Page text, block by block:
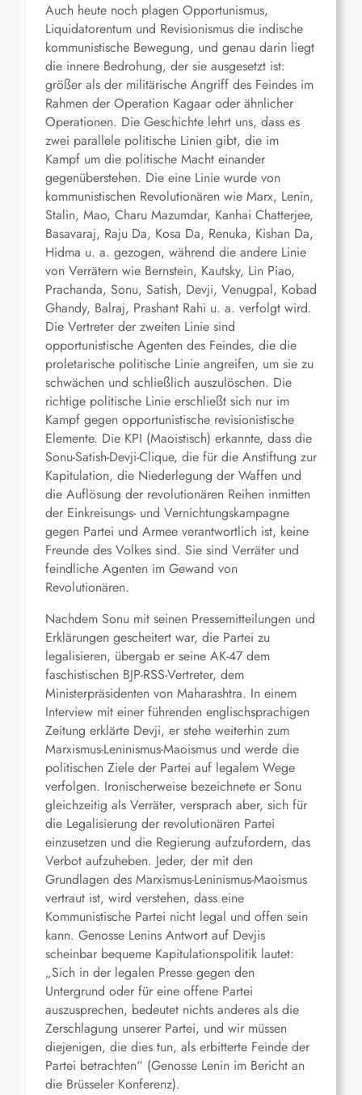
Auch heute noch plagen Opportunismus,
Liquidatorentum und Revisionismus die indische
kommunistische Bewegung, und genau darin liegt
die innere Bedrohung, der sie ausgesetzt ist:
größer als der militärische Angriff des Feindes im
Rahmen der Operation Kagaar oder ähnlicher
Operationen. Die Geschichte lehrt uns, dass es
zwei parallele politische Linien gibt, die im
Kampf um die politische Macht einander
gegenüberstehen. Die eine Linie wurde von
kommunistischen Revolutionären wie Marx, Lenin,
Stalin, Mao, Charu Mazumdar, Kanhai Chatterjee,
Basavaraj, Raju Da, Kosa Da, Renuka, Kishan Da,
Hidma u. a. gezogen, während die andere Linie
von Verrätern wie Bernstein, Kautsky, Lin Piao,
Prachanda, Sonu, Satish, Devji, Venugpal, Kobad
Ghandy, Balraj, Prashant Rahi u. a. verfolgt wird.
Die Vertreter der zweiten Linie sind
opportunistische Agenten des Feindes, die die
proletarische politische Linie angreifen, um sie zu
schwächen und schließlich auszulöschen. Die
richtige politische Linie erschließt sich nur im
Kampf gegen opportunistische revisionistische
Elemente. Die KPI (Maoistisch) erkannte, dass die
Sonu-Satish-Devji-Clique, die für die Anstiftung zur
Kapitulation, die Niederlegung der Waffen und
die Auflösung der revolutionären Reihen inmitten
der Einkreisungs- und Vernichtungskampagne
gegen Partei und Armee verantwortlich ist, keine
Freunde des Volkes sind. Sie sind Verräter und
feindliche Agenten im Gewand von
Revolutionären.
Nachdem Sonu mit seinen Pressemitteilungen und
Erklärungen gescheitert war, die Partei zu
legalisieren, übergab er seine AK-47 dem
faschistischen BJP-RSS-Vertreter, dem
Ministerpräsidenten von Maharashtra. In einem
Interview mit einer führenden englischsprachigen
Zeitung erklärte Devji, er stehe weiterhin zum
Marxismus-Leninismus-Maoismus und werde die
politischen Ziele der Partei auf legalem Wege
verfolgen. Ironischerweise bezeichnete er Sonu
gleichzeitig als Verräter, versprach aber, sich für
die Legalisierung der revolutionären Partei
einzusetzen und die Regierung aufzufordern, das
Verbot aufzuheben. Jeder, der mit den
Grundlagen des Marxismus-Leninismus-Maoismus
vertraut ist, wird verstehen, dass eine
Kommunistische Partei nicht legal und offen sein
kann. Genosse Lenins Antwort auf Devjis
scheinbar bequeme Kapitulationspolitik lautet:
„Sich in der legalen Presse gegen den
Untergrund oder für eine offene Partei
auszusprechen, bedeutet nichts anderes als die
Zerschlagung unserer Partei, und wir müssen
diejenigen, die dies tun, als erbitterte Feinde der
Partei betrachten“ (Genosse Lenin im Bericht an
die Brüsseler Konferenz).